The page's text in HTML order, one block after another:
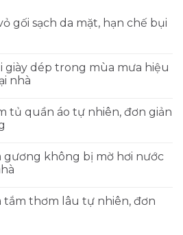
gối sạch da mặt, hạn chế bụi
giày dép trong mùa mưa hiệu
nhà
tủ quần áo tự nhiên, đơn giản
gương không bị mờ hơi nước
tắm thơm lâu tự nhiên, đơn